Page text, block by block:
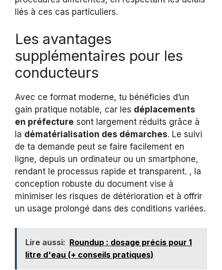
liés à ces cas particuliers.
Les avantages
supplémentaires pour les
conducteurs
Avec ce format moderne, tu bénéficies d’un
gain pratique notable, car les déplacements
en préfecture sont largement réduits grâce à
la dématérialisation des démarches. Le suivi
de ta demande peut se faire facilement en
ligne, depuis un ordinateur ou un smartphone,
rendant le processus rapide et transparent. , la
conception robuste du document vise à
minimiser les risques de détérioration et à offrir
un usage prolongé dans des conditions variées.
Lire aussi: Roundup : dosage précis pour 1
litre d'eau (+ conseils pratiques)